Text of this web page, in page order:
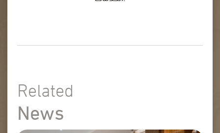
Related
News